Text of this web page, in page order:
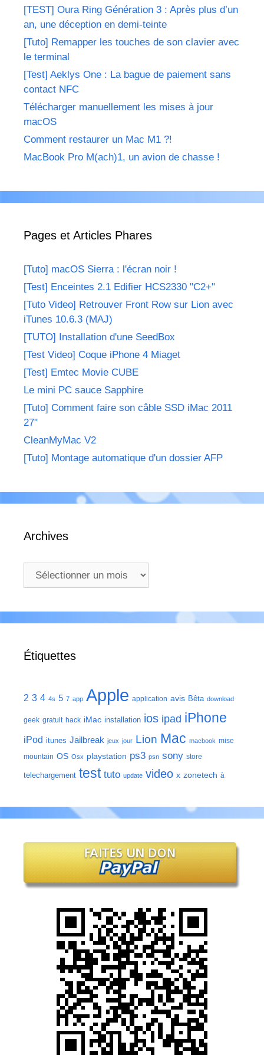
[TEST] Oura Ring Génération 3 : Après plus d’un
an, une déception en demi-teinte
[Tuto] Remapper les touches de son clavier avec
le terminal
[Test] Aeklys One : La bague de paiement sans
contact NFC
Télécharger manuellement les mises à jour
macOS
Comment restaurer un Mac M1 ?!
MacBook Pro M(ach)1, un avion de chasse !
Pages et Articles Phares
[Tuto] macOS Sierra : l'écran noir !
[Test] Enceintes 2.1 Edifier HCS2330 "C2+"
[Tuto Video] Retrouver Front Row sur Lion avec
iTunes 10.6.3 (MAJ)
[TUTO] Installation d'une SeedBox
[Test Video] Coque iPhone 4 Miaget
[Test] Emtec Movie CUBE
Le mini PC sauce Sapphire
[Tuto] Comment faire son câble SSD iMac 2011
27"
CleanMyMac V2
[Tuto] Montage automatique d'un dossier AFP
Archives
Archives
Étiquettes
2 3 4 4s 5 7 app Apple application avis Bêta download
geek gratuit hack iMac installation ios ipad iPhone
iPod itunes Jailbreak jeux jour Lion Mac macbook mise
mountain OS Osx playstation ps3 psn sony store
telechargement test tuto update video x zonetech à